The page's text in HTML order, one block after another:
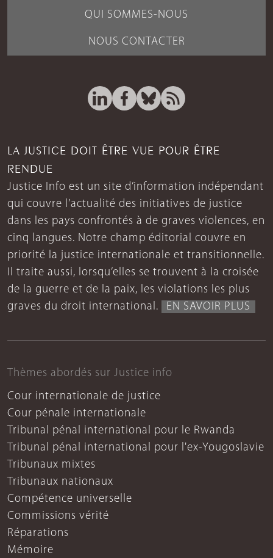
QUI SOMMES-NOUS
NOUS CONTACTER
LA JUSTICE DOIT ÊTRE VUE POUR ÊTRE
RENDUE
Justice Info est un site d’information indépendant
qui couvre l’actualité des initiatives de justice
dans les pays confrontés à de graves violences, en
cinq langues. Notre champ éditorial couvre en
priorité la justice internationale et transitionnelle.
Il traite aussi, lorsqu’elles se trouvent à la croisée
de la guerre et de la paix, les violations les plus
graves du droit international.
EN SAVOIR PLUS
Thèmes abordés sur Justice info
Cour internationale de justice
Cour pénale internationale
Tribunal pénal international pour le Rwanda
Tribunal pénal international pour l'ex-Yougoslavie
Tribunaux mixtes
Tribunaux nationaux
Compétence universelle
Commissions vérité
Réparations
Mémoire